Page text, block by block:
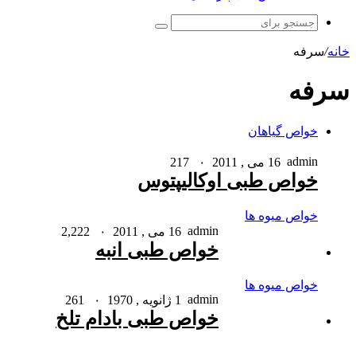
جستجو
خانه/سرفه
سرفه
خواص گیاهان
admin 16 می , 2011 ۰
خواص طبی اوکالیپتوس
خواص میوه ها
admin 16 می , 2011 ۰
خواص طبی انبه
خواص میوه ها
admin 1 ژانویه , 1970 ۰
خواص طبی بادام تلخ